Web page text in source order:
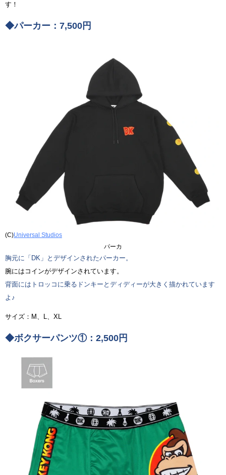
す！
◆パーカー：7,500円
(C)Universal Studios
パーカ
胸元に「DK」とデザインされたパーカー。
腕にはコインがデザインされています。
背面にはトロッコに乗るドンキーとディディーが大きく描かれています
よ♪
サイズ：M、L、XL
◆ボクサーパンツ①：2,500円